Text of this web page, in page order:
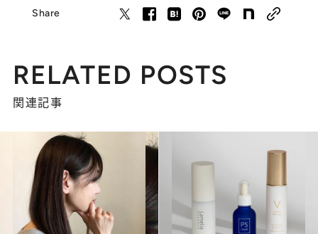
Share
RELATED POSTS
関連記事